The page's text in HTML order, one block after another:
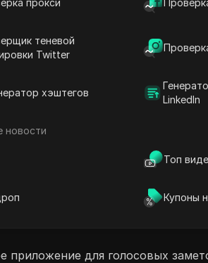
прокси
теневой
Twitter
хэштегов
LinkedIn
новости
Топ
Купоны
Начните делиться своей
свою продуктивность как
интеллект для записи заметок
речи в текст
ИИ
аудио в текст
на основе ИИ
для голосовых